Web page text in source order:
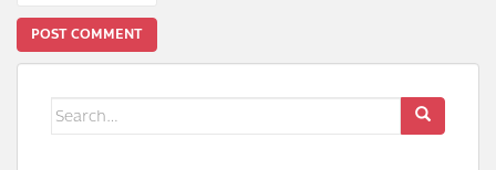
Search
for: